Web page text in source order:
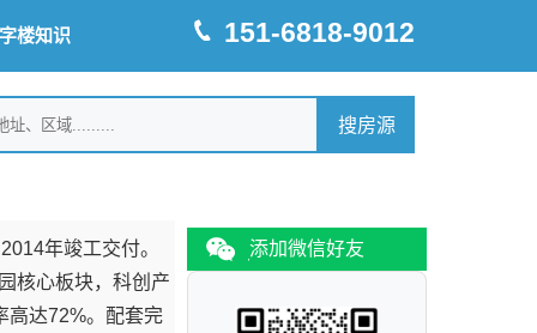
楼知识 151-6818-9012
年竣工交付。
核心板块，科创产
高达72%。配套完
添加微信好友